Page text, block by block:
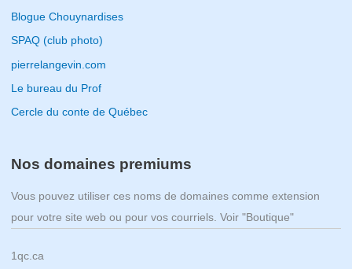
Blogue Chouynardises
SPAQ (club photo)
pierrelangevin.com
Le bureau du Prof
Cercle du conte de Québec
Nos domaines premiums
Vous pouvez utiliser ces noms de domaines comme extension
pour votre site web ou pour vos courriels. Voir "Boutique"
1qc.ca